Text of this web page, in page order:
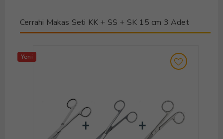
Cerrahi Makas Seti KK + SS + SK 15 cm 3 Adet
Yeni